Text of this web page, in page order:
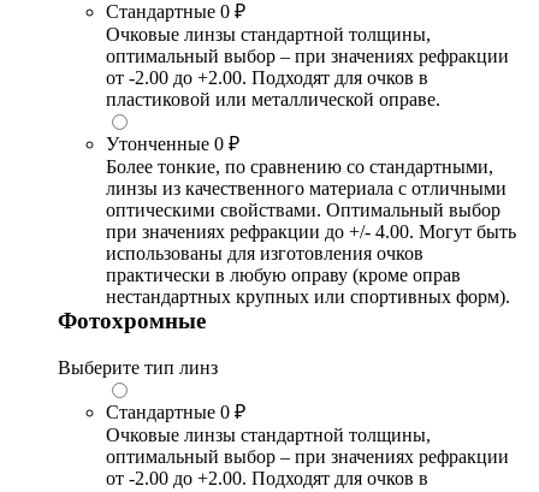
Стандартные 0 ₽
Очковые линзы стандартной толщины,
оптимальный выбор – при значениях рефракции
от -2.00 до +2.00. Подходят для очков в
пластиковой или металлической оправе.
Утонченные 0 ₽
Более тонкие, по сравнению со стандартными,
линзы из качественного материала с отличными
оптическими свойствами. Оптимальный выбор
при значениях рефракции до +/- 4.00. Могут быть
использованы для изготовления очков
практически в любую оправу (кроме оправ
нестандартных крупных или спортивных форм).
Фотохромные
Выберите тип линз
Стандартные 0 ₽
Очковые линзы стандартной толщины,
оптимальный выбор – при значениях рефракции
от -2.00 до +2.00. Подходят для очков в